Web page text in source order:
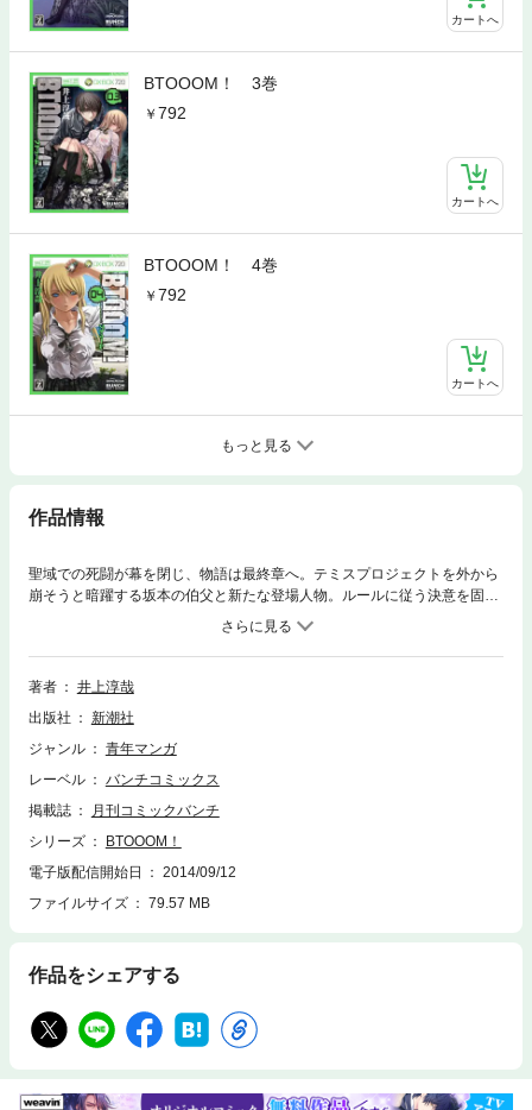
カートへ
BTOOOM！ 3巻
792
カートへ
BTOOOM！ 4巻
792
カートへ
もっと見る
作品情報
聖域での死闘が幕を閉じ、物語は最終章へ。テミスプロジェクトを外から
崩そうと暗躍する坂本の伯父と新たな登場人物。ルールに従う決意を固め
つつある坂本。一方、ヒミコと別れ、1人でチーム東郷を迎え撃つ織田
は、思わぬ“物資”を手に入れる…。そして、闘いも佳境へさしかかったそ
の時、ゲームの流れを大きく変える鷹嘴のアナウンスが島に鳴り響いた
——!!
著者
井上淳哉
出版社
新潮社
ジャンル
青年マンガ
レーベル
バンチコミックス
掲載誌
月刊コミックバンチ
シリーズ
BTOOOM！
電子版配信開始日
2014/09/12
ファイルサイズ
79.57 MB
作品をシェアする